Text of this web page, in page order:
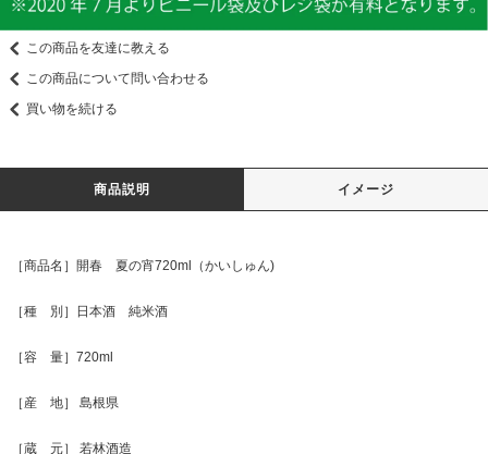
この商品を友達に教える
この商品について問い合わせる
買い物を続ける
商品説明 イメージ
［商品名］開春 夏の宵720ml（かいしゅん)
［種 別］日本酒 純米酒
［容 量］720ml
［産 地］ 島根県
［蔵 元］ 若林酒造